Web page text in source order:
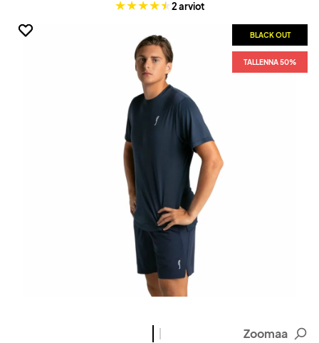
2 arviot
BLACK OUT
TALLENNA 50%
BLACK OUT
TALLENNA 50%
Zoomaa